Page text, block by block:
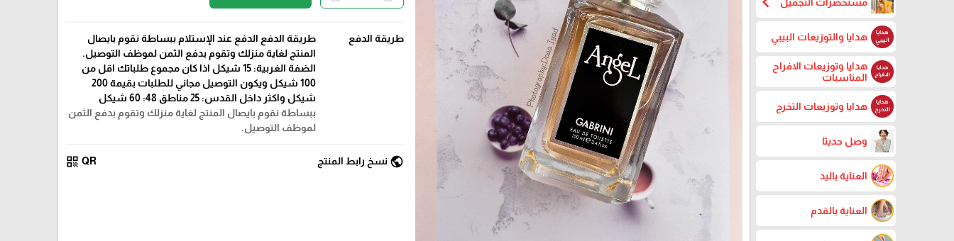
هدايا والتوزيعات البيبي
هدايا وتوزيعات الافراح
المناسبات
هدايا وتوزيعات التخرج
وصل حديثا
العناية باليد
العناية بالقدم
طريقة الدفع
طريقة الدفع الدفع عند الإستلام ببساطة نقوم بايصال
المنتج لغاية منزلك وتقوم بدفع الثمن لموظف التوصيل.
الضفة الغربية: 15 شيكل اذا كان مجموع طلباتك اقل من
100 شيكل ويكون التوصيل مجاني للطلبات بقيمة 200
شيكل واكثر داخل القدس: 25 مناطق 48: 60 شيكل
ببساطة نقوم بايصال المنتج لغاية منزلك وتقوم بدفع الثمن
لموظف التوصيل.
public نسخ رابط المنتج QR
qr_code